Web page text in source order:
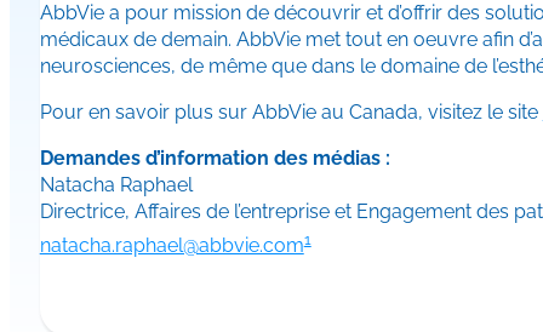
AbbVie a pour mission de découvrir et d’offrir des
médicaux de demain. AbbVie met tout en oeuvre afin
neurosciences, de même que dans le domaine de
Pour en savoir plus sur AbbVie au Canada, visitez le site
Demandes d’information des médias :
Natacha Raphael
Directrice, Affaires de l’entreprise et Engagement des
natacha.raphael@abbvie.com1